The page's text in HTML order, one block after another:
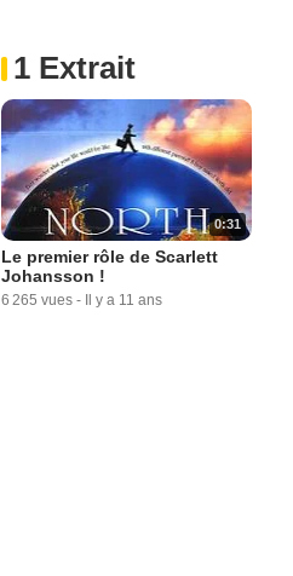
1 Extrait
0:31
Le premier rôle de Scarlett
Johansson !
6 265 vues - Il y a 11 ans